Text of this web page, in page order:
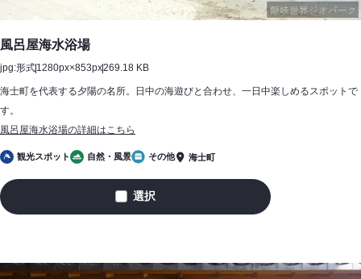
風呂屋海水浴場
jpg:形式1280px×853px269.18 KB
海士町を代表する夕陽の名所。日中の海遊びと合わせ、一日中楽しめるスポットで
す。
風呂屋海水浴場の詳細はこちら
観光スポット 自然・風景 その他 海士町
風
水
選択